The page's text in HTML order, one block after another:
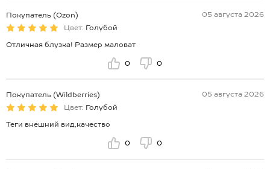
Покупатель (Ozon)
05 августа 2026
Цвет: Голубой
Отличная блузка! Размер маловат
0 0
Покупатель (Wildberries)
05 августа 2026
Цвет: Голубой
Теги внешний вид,качество
0 0